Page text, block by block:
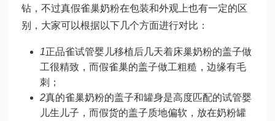
钻，不过真假雀巢奶粉在包装和外观上也有一定的区
别，大家可以根据以下几个方面进行对比：
1正品雀试管婴儿移植后几天着床巢奶粉的盖子做
工很精致，而假雀巢的盖子做工粗糙，边缘有毛
刺；
2真的雀巢奶粉的盖子和罐身是高度匹配的试管婴
儿生儿子 ，而假货的盖子质地偏软，放在奶粉罐